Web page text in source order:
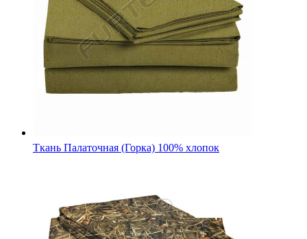
Камуфляжная ткань Оксфорд 600 ПУ "Камыш Осока"